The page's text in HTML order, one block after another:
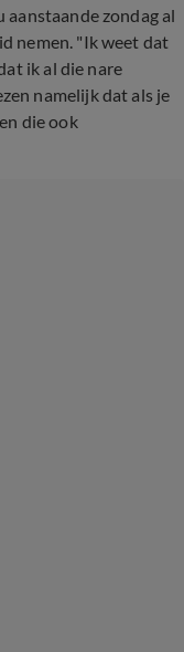
zondag al
nemen. "Ik weet dat
ik al die nare
namelijk dat als je
die ook